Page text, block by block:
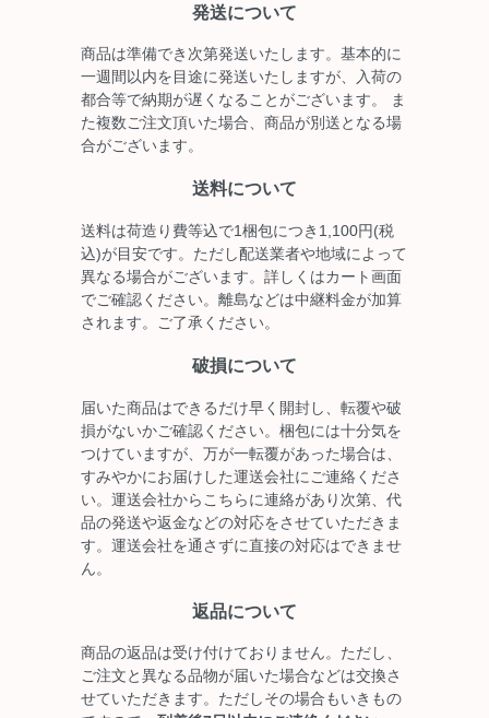
発送について
商品は準備でき次第発送いたします。基本的に
一週間以内を目途に発送いたしますが、入荷の
都合等で納期が遅くなることがございます。 ま
た複数ご注文頂いた場合、商品が別送となる場
合がございます。
送料について
送料は荷造り費等込で1梱包につき1,100円(税
込)が目安です。ただし配送業者や地域によって
異なる場合がございます。詳しくはカート画面
でご確認ください。離島などは中継料金が加算
されます。ご了承ください。
破損について
届いた商品はできるだけ早く開封し、転覆や破
損がないかご確認ください。梱包には十分気を
つけていますが、万が一転覆があった場合は、
すみやかにお届けした運送会社にご連絡くださ
い。運送会社からこちらに連絡があり次第、代
品の発送や返金などの対応をさせていただきま
す。運送会社を通さずに直接の対応はできませ
ん。
返品について
商品の返品は受け付けておりません。ただし、
ご注文と異なる品物が届いた場合などは交換さ
せていただきます。ただしその場合もいきもの